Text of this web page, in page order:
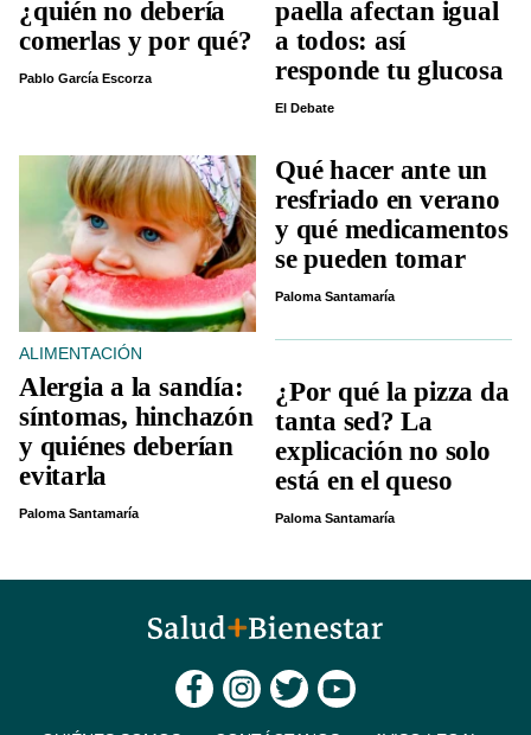
¿quién no debería
comerlas y por qué?
Pablo García Escorza
paella afectan igual
a todos: así
responde tu glucosa
El Debate
ALIMENTACIÓN
Alergia a la sandía:
síntomas, hinchazón
y quiénes deberían
evitarla
Paloma Santamaría
Qué hacer ante un
resfriado en verano
y qué medicamentos
se pueden tomar
Paloma Santamaría
¿Por qué la pizza da
tanta sed? La
explicación no solo
está en el queso
Paloma Santamaría